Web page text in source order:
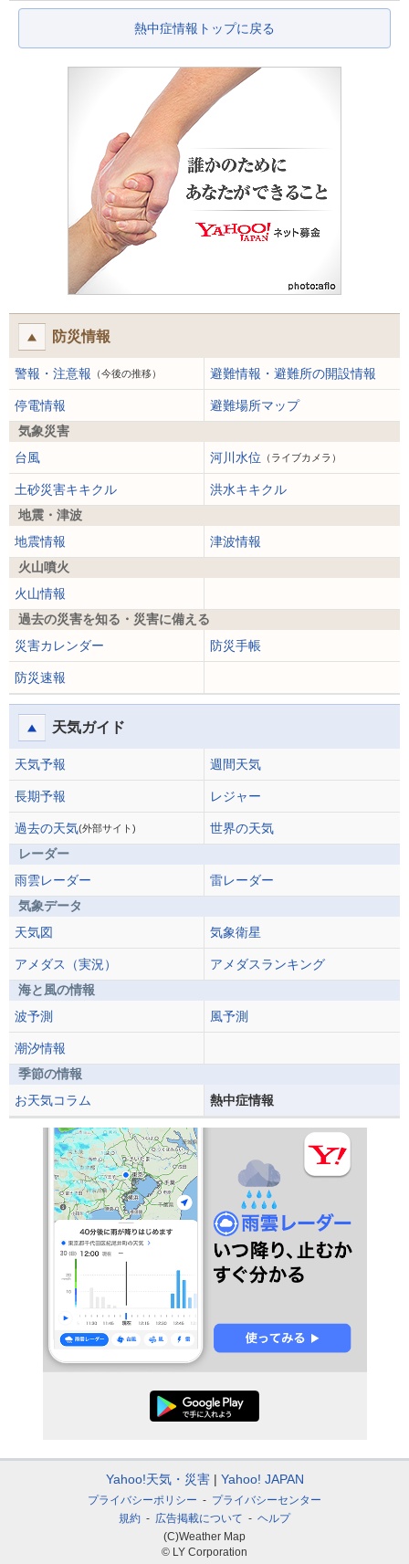
熱中症情報トップに戻る
防災情報
警報・注意報 （今後の推移） 避難情報・避難所の開設情報
停電情報
避難場所マップ
気象災害
台風
河川水位 （ライブカメラ）
土砂災害キキクル
洪水キキクル
地震・津波
地震情報
津波情報
火山噴火
火山情報
過去の災害を知る・災害に備える
災害カレンダー
防災手帳
防災速報
天気ガイド
天気予報 週間天気
長期予報 レジャー
過去の天気(外部サイト)
世界の天気
レーダー
雨雲レーダー
雷レーダー
気象データ
天気図
気象衛星
アメダス（実況）
アメダスランキング
海と風の情報
波予測
風予測
潮汐情報
季節の情報
お天気コラム
熱中症情報
Yahoo!天気・災害 Yahoo! JAPAN
プライバシーポリシー
プライバシーセンター
規約
広告掲載について
ヘルプ
(C)Weather Map
© LY Corporation